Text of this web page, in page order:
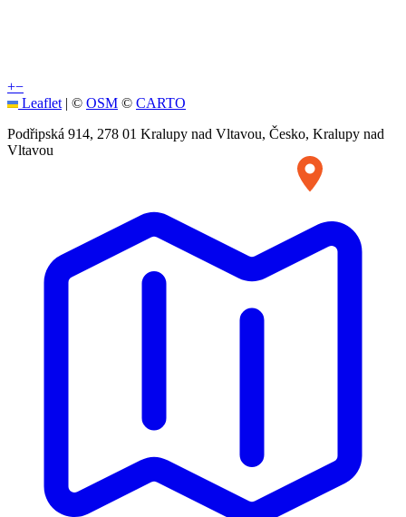
+−
Leaflet | © OSM © CARTO
Podřipská 914, 278 01 Kralupy nad Vltavou, Česko, Kralupy nad
Vltavou